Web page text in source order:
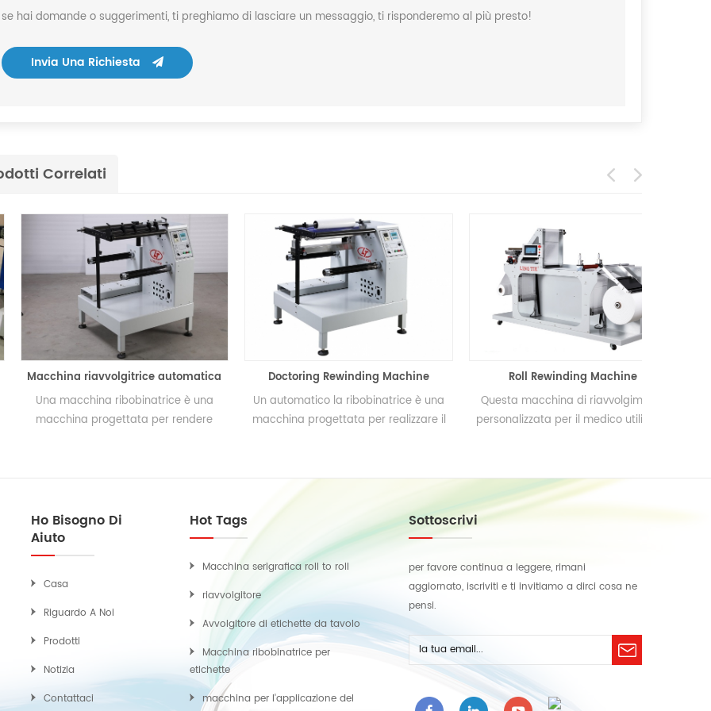
se hai domande o suggerimenti, ti preghiamo di lasciare un messaggio, ti risponderemo al più presto!
Invia Una Richiesta
Correlati
riavvolgitrice automatica
macchina ribobinatrice è una
progettata per rendere
Doctoring Rewinding Machine
Un automatico la ribobinatrice è una
macchina progettata per realizzare il
macchina utilizzata anche per la
stampa a getto d'inchiostro.
Roll Rewinding Machine
Questa macchina di riavvolgimento
personalizzata per il medico utilizzata
un'impresa professionale giapponese.
Ho Bisogno Di
Aiuto
Casa
Riguardo A Noi
Prodotti
Notizia
Contattaci
Hot Tags
Macchina serigrafica roll to roll
riavvolgitore
Avvolgitore di etichette da tavolo
Macchina ribobinatrice per
etichette
macchina per l'applicazione del
Sottoscrivi
per favore continua a leggere, rimani
aggiornato, iscriviti e ti invitiamo a dirci cosa ne
pensi.